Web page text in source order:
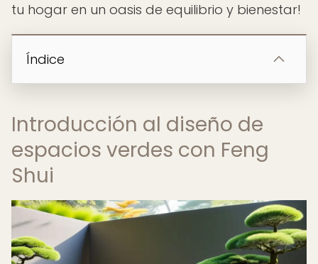
tu hogar en un oasis de equilibrio y bienestar!
Índice
Introducción al diseño de
espacios verdes con Feng
Shui